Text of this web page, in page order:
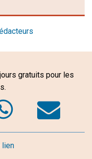
gratuits pour les
lien